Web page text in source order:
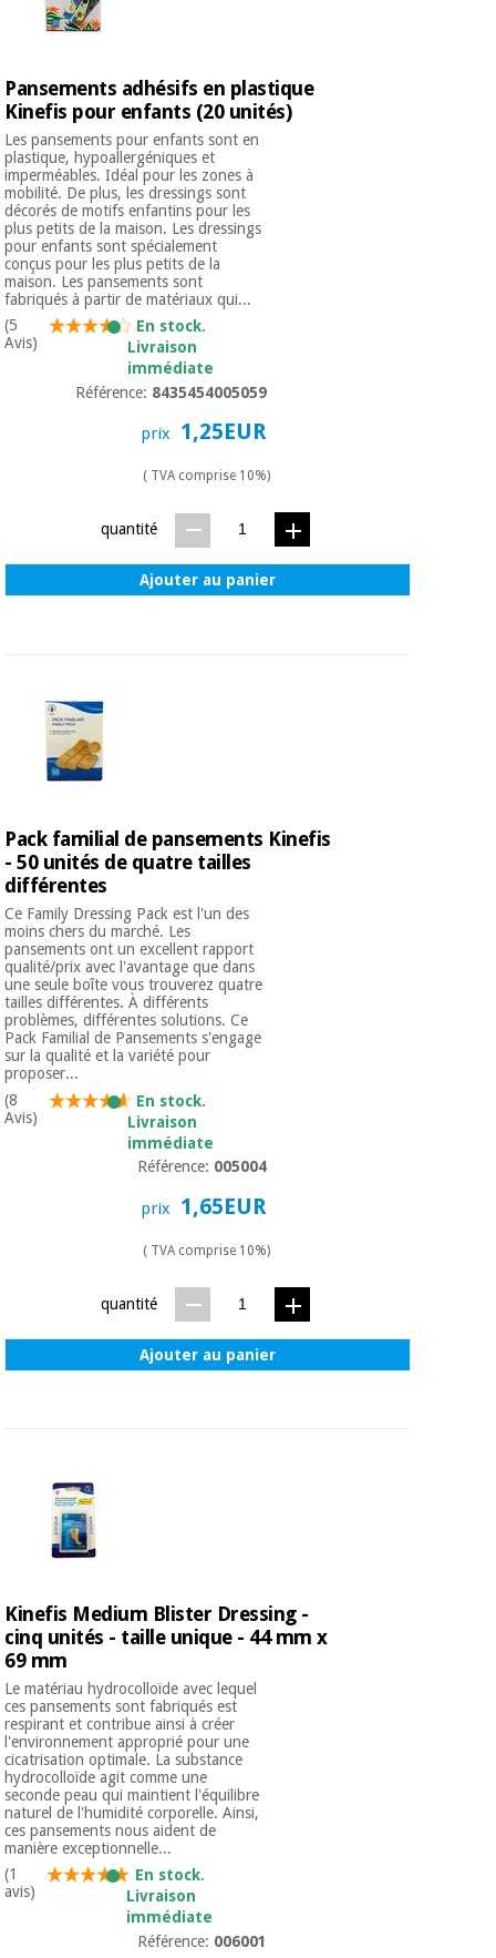
Pansements adhésifs en plastique
Kinefis pour enfants (20 unités)
Les pansements pour enfants sont en
plastique, hypoallergéniques et
imperméables. Idéal pour les zones à
mobilité. De plus, les dressings sont
décorés de motifs enfantins pour les
plus petits de la maison. Les dressings
pour enfants sont spécialement
conçus pour les plus petits de la
maison. Les pansements sont
fabriqués à partir de matériaux qui...
(5
Avis)
En stock.
Livraison
immédiate
Référence: 8435454005059
prix 1,25EUR
( TVA comprise 10%)
quantité
Ajouter au panier
Pack familial de pansements Kinefis
- 50 unités de quatre tailles
différentes
Ce Family Dressing Pack est l'un des
moins chers du marché. Les
pansements ont un excellent rapport
qualité/prix avec l'avantage que dans
une seule boîte vous trouverez quatre
tailles différentes. À différents
problèmes, différentes solutions. Ce
Pack Familial de Pansements s'engage
sur la qualité et la variété pour
proposer...
(8
Avis)
En stock.
Livraison
immédiate
Référence: 005004
prix 1,65EUR
( TVA comprise 10%)
quantité
Ajouter au panier
Kinefis Medium Blister Dressing -
cinq unités - taille unique - 44 mm x
69 mm
Le matériau hydrocolloïde avec lequel
ces pansements sont fabriqués est
respirant et contribue ainsi à créer
l'environnement approprié pour une
cicatrisation optimale. La substance
hydrocolloïde agit comme une
seconde peau qui maintient l'équilibre
naturel de l'humidité corporelle. Ainsi,
ces pansements nous aident de
manière exceptionnelle...
(1
avis)
En stock.
Livraison
immédiate
Référence: 006001